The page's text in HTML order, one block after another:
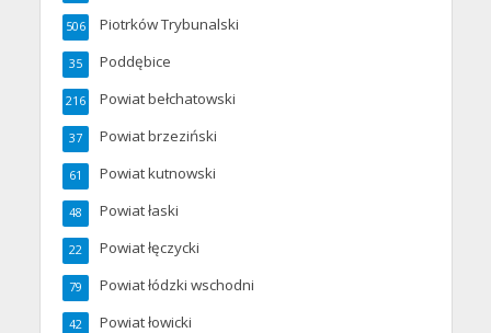
Piotrków Trybunalski
506
Poddębice
35
Powiat bełchatowski
216
Powiat brzeziński
37
Powiat kutnowski
61
Powiat łaski
48
Powiat łęczycki
22
Powiat łódzki wschodni
79
Powiat łowicki
42